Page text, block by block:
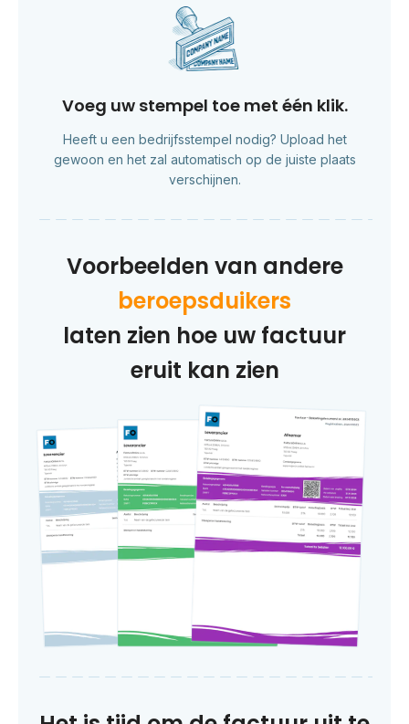
Voeg uw stempel toe met één klik.
Heeft u een bedrijfsstempel nodig? Upload het
gewoon en het zal automatisch op de juiste plaats
verschijnen.
Voorbeelden van andere
beroepsduikers
laten zien hoe uw factuur
eruit kan zien